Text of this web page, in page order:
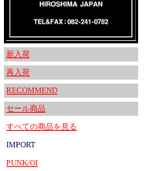
新入荷
再入荷
RECOMMEND
セール商品
すべての商品を見る
IMPORT
PUNK/OI